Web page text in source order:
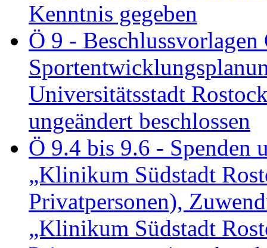
Kenntnis gegeben
Ö 9 - Beschlussvorlagen
Universitätsstadt
ungeändert beschlossen
Ö 9.4 bis 9.6 -
„Klinikum Südstadt
Privatpersonen),
„Klinikum Südstadt